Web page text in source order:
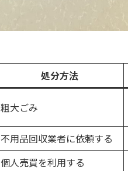
処分方法
粗大ごみ
不用品回収業者に依頼する
個人売買を利用する